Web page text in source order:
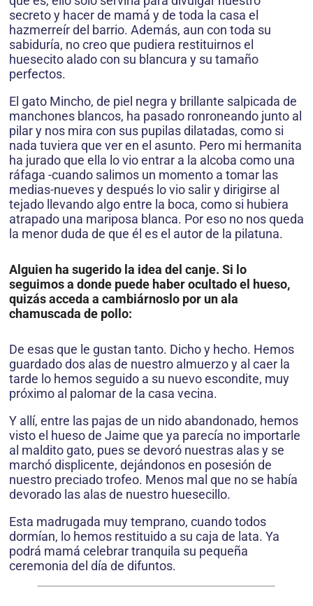
secreto y hacer de mamá y de toda la casa el
hazmerreír del barrio. Además, aun con toda su
sabiduría, no creo que pudiera restituirnos el
huesecito alado con su blancura y su tamaño
perfectos.
El gato Mincho, de piel negra y brillante salpicada de
manchones blancos, ha pasado ronroneando junto al
pilar y nos mira con sus pupilas dilatadas, como si
nada tuviera que ver en el asunto. Pero mi hermanita
ha jurado que ella lo vio entrar a la alcoba como una
ráfaga -cuando salimos un momento a tomar las
medias-nueves y después lo vio salir y dirigirse al
tejado llevando algo entre la boca, como si hubiera
atrapado una mariposa blanca. Por eso no nos queda
la menor duda de que él es el autor de la pilatuna.
Alguien ha sugerido la idea del canje. Si lo
seguimos a donde puede haber ocultado el hueso,
quizás acceda a cambiárnoslo por un ala
chamuscada de pollo:
De esas que le gustan tanto. Dicho y hecho. Hemos
guardado dos alas de nuestro almuerzo y al caer la
tarde lo hemos seguido a su nuevo escondite, muy
próximo al palomar de la casa vecina.
Y allí, entre las pajas de un nido abandonado, hemos
visto el hueso de Jaime que ya parecía no importarle
al maldito gato, pues se devoró nuestras alas y se
marchó displicente, dejándonos en posesión de
nuestro preciado trofeo. Menos mal que no se había
devorado las alas de nuestro huesecillo.
Esta madrugada muy temprano, cuando todos
dormían, lo hemos restituido a su caja de lata. Ya
podrá mamá celebrar tranquila su pequeña
ceremonia del día de difuntos.